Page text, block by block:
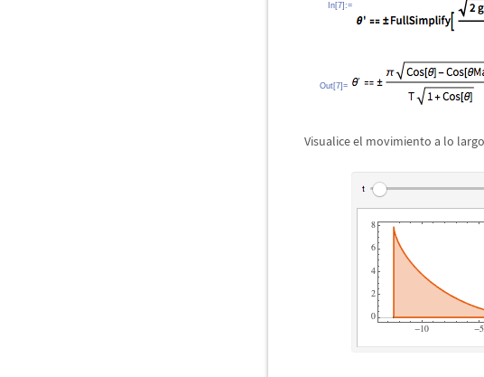
In[7]:=
Out[7]=
Visualice el movimiento a lo